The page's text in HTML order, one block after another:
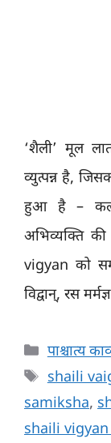
‘शैली’ मूल
व्युत्पन्न है,
हुआ है – कलम
अभिव्यक्ति
vigyan को
विद्वान्, रस
पाश्चात्य
Tags
shaili
samiksha,
shaili